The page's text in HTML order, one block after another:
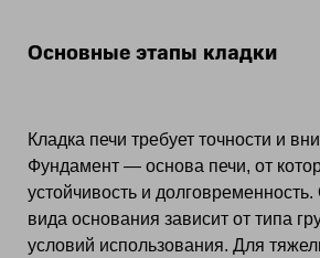
Основные этапы кладки
Кладка печи требует точности и
Фундамент — основа печи, от
устойчивость и
вида основания зависит от типа
условий использования. Для